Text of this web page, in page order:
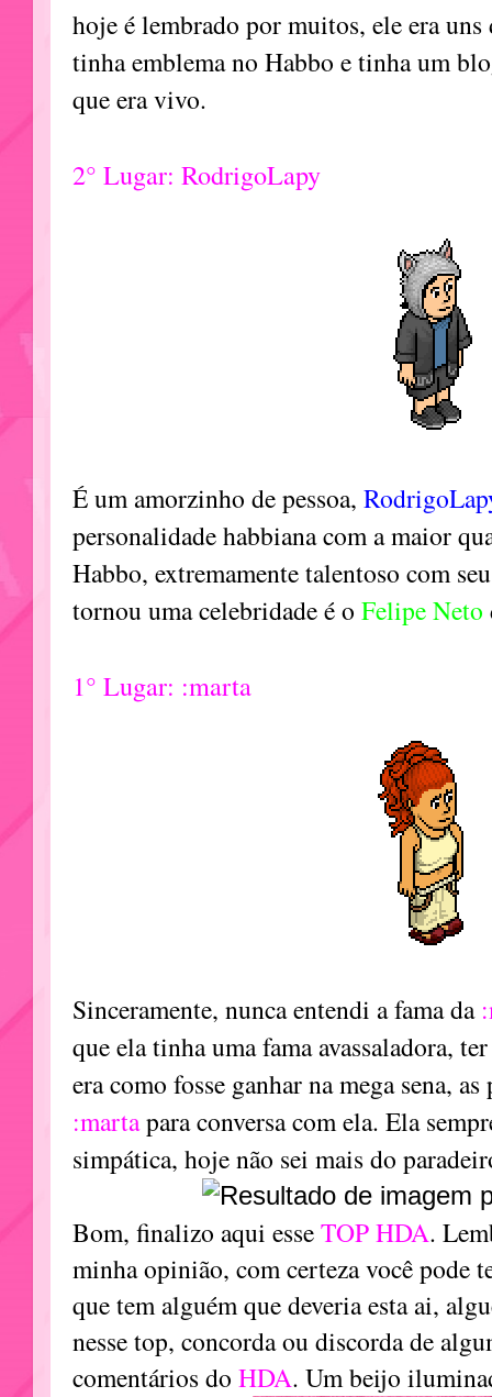
hoje é lembrado por muitos, ele era uns
tinha emblema no Habbo e tinha um
que era vivo.
2° Lugar: RodrigoLapy
É um amorzinho de pessoa,
personalidade habbiana com a maior
Habbo, extremamente talentoso com
tornou uma celebridade é o Felipe Neto
1° Lugar: :marta
Sinceramente, nunca entendi a fama da
que ela tinha uma fama avassaladora,
era como fosse ganhar na mega sena,
:martapara conversa com ela. Ela
simpática, hoje não sei mais do
Bom, finalizo aqui esseTOP HDA.
minha opinião, com certeza você pode
que tem alguém que deveria esta ai,
nesse top, concorda ou discorda de
comentários do HDA. Um beijo